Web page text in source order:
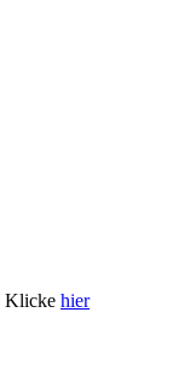
Klicke hier